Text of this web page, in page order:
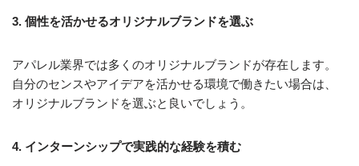
3. 個性を活かせるオリジナルブランドを選ぶ
アパレル業界では多くのオリジナルブランドが存在します。
自分のセンスやアイデアを活かせる環境で働きたい場合は、
オリジナルブランドを選ぶと良いでしょう。
4. インターンシップで実践的な経験を積む